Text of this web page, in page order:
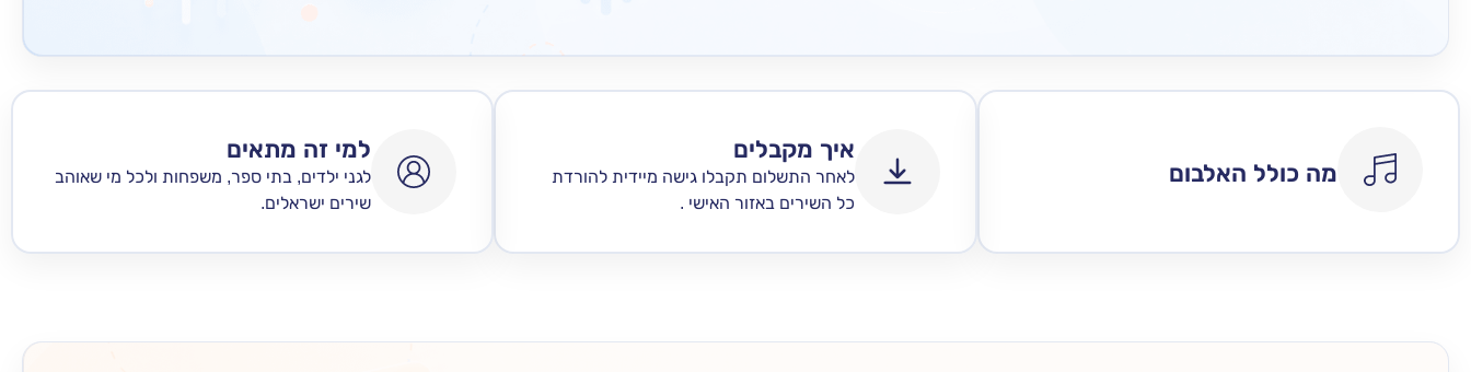
מה כולל האלבום
איך מקבלים
לאחר התשלום תקבלו גישה מיידית להורדת
כל השירים באזור האישי .
למי זה מתאים
לגני ילדים, בתי ספר, משפחות ולכל מי שאוהב
שירים ישראלים.